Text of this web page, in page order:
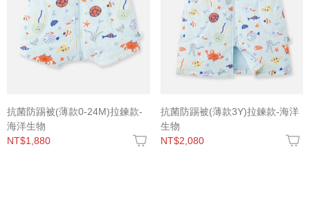
抗菌防踢被(薄款0-24M)拉鍊款-
海洋生物
NT$1,880
抗菌防踢被(薄款3Y)拉鍊款-海洋
生物
NT$2,080